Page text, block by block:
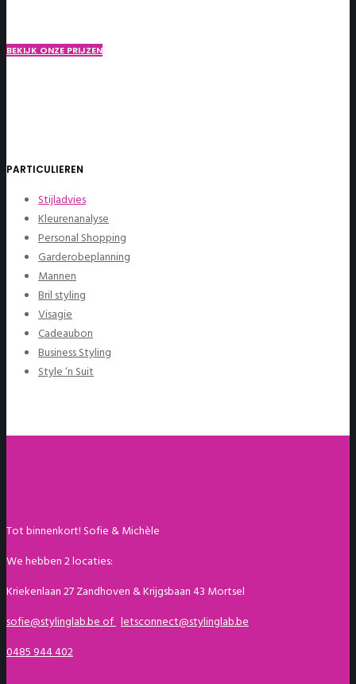
BEKIJK ONZE PRIJZEN
PARTICULIEREN
Stijladvies
Kleurenanalyse
Personal Shopping
Garderobeplanning
Mannen
Bril styling
Visagie
Cadeaubon
Business Styling
Style ‘n Suit
Tot binnenkort! Sofie & Michèle
We hebben 2 locaties:
Kriekenlaan 27 Zandhoven & Krijgsbaan 43 Mortsel
sofie@stylinglab.be of letsconnect@stylinglab.be
0485 944 402